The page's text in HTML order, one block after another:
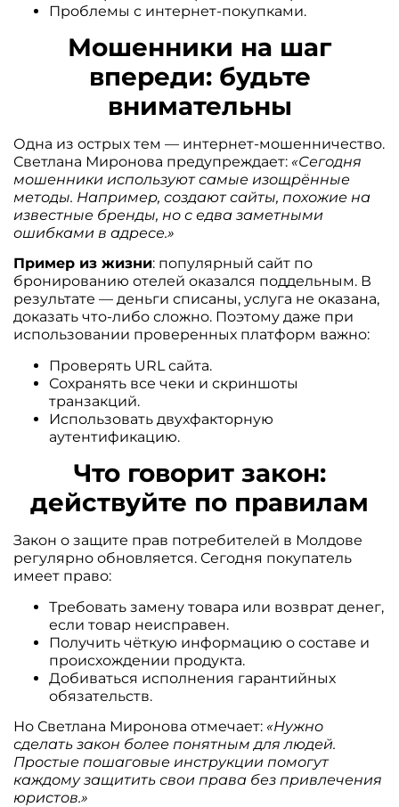
Проблемы с интернет-покупками.
Мошенники на шаг
впереди: будьте
внимательны
Одна из острых тем — интернет-мошенничество.
Светлана Миронова предупреждает: «Сегодня
мошенники используют самые изощрённые
методы. Например, создают сайты, похожие на
известные бренды, но с едва заметными
ошибками в адресе.»
Пример из жизни: популярный сайт по
бронированию отелей оказался поддельным. В
результате — деньги списаны, услуга не оказана,
доказать что-либо сложно. Поэтому даже при
использовании проверенных платформ важно:
Проверять URL сайта.
Сохранять все чеки и скриншоты
транзакций.
Использовать двухфакторную
аутентификацию.
Что говорит закон:
действуйте по правилам
Закон о защите прав потребителей в Молдове
регулярно обновляется. Сегодня покупатель
имеет право:
Требовать замену товара или возврат денег,
если товар неисправен.
Получить чёткую информацию о составе и
происхождении продукта.
Добиваться исполнения гарантийных
обязательств.
Но Светлана Миронова отмечает: «Нужно
сделать закон более понятным для людей.
Простые пошаговые инструкции помогут
каждому защитить свои права без привлечения
юристов.»